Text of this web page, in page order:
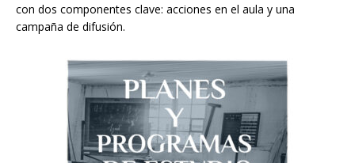
con dos componentes clave: acciones en el aula y una
campaña de difusión.